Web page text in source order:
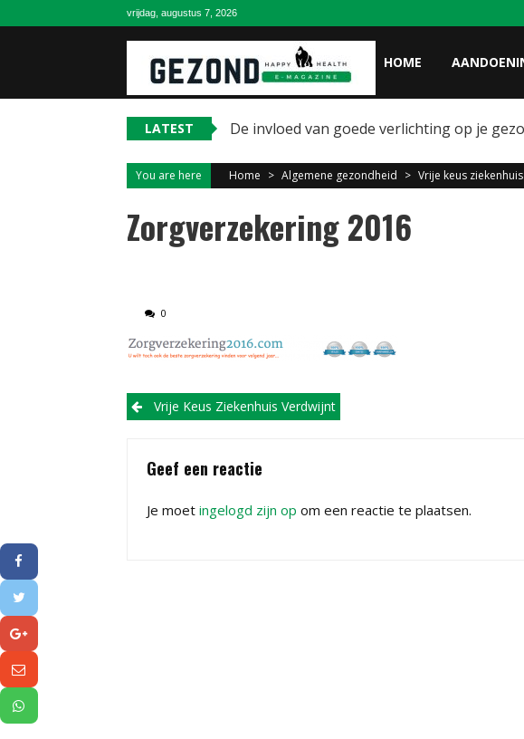
vrijdag, augustus 7, 2026
HOME
LATEST De invloed van goede verlichting op je
You are here Home > Algemene gezondheid > Vrije keus
Zorgverzekering 2016
0
PostVrije Keus Ziekenhuis Verdwijnt
Geef een reactie
Je moet ingelogd zijn op om een reactie te plaatsen.